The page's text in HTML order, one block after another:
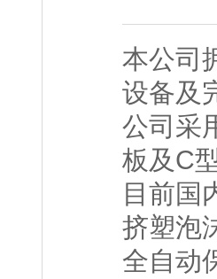
本公司
设备及
公司采
板及C
目前国
挤塑泡
全自动